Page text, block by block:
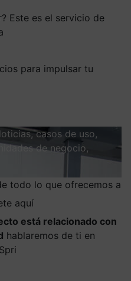
Este es el servicio de
para impulsar tu
casos de uso,
de negocio,
todo lo que ofrecemos a
aquí
está relacionado con
hablaremos de ti en